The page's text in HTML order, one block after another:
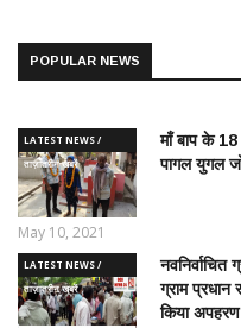
POPULAR NEWS
LATEST NEWS /
ताज़ातरीन खबरें
माँ बाप के 18
पागल युगल
May 10, 2021
LATEST NEWS /
ताज़ातरीन खबरें
ग्राम प्रधान
किया